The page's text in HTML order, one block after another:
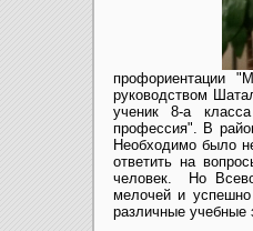
профориентации
руководством
ученик 8-а
профессия". В
Необходимо было
ответить на
человек. Но
мелочей и
различные